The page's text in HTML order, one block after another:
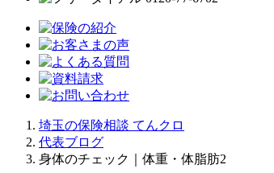
埼玉の保険相談 てんクロ
代表ブログ
身体のチェック｜体重・体脂肪2